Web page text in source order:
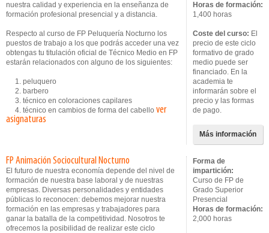
nuestra calidad y experiencia en la enseñanza de
formación profesional presencial y a distancia.
Respecto al curso de FP Peluquería Nocturno los
puestos de trabajo a los que podrás acceder una vez
obtengas tu titulación oficial de Técnico Medio en FP
estarán relacionados con alguno de los siguientes:
1. peluquero
2. barbero
3. técnico en coloraciones capilares
4. técnico en cambios de forma del cabello ver
asignaturas
Horas de formación:
1,400 horas
Coste del curso: El
precio de este ciclo
formativo de grado
medio puede ser
financiado. En la
academia te
informarán sobre el
precio y las formas
de pago.
Más información
FP Animación Sociocultural Nocturno
El futuro de nuestra economía depende del nivel de
formación de nuestra base laboral y de nuestras
empresas. Diversas personalidades y entidades
públicas lo reconocen: debemos mejorar nuestra
formación en las empresas y trabajadores para
ganar la batalla de la competitividad. Nosotros te
ofrecemos la posibilidad de realizar este ciclo
Forma de
impartición:
Curso de FP de
Grado Superior
Presencial
Horas de formación:
2,000 horas